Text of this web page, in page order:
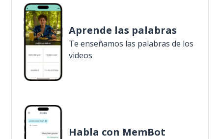
Aprende las palabras
Te enseñamos las palabras de los
videos
Habla con MemBot